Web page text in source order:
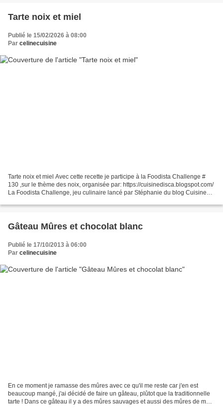
Tarte noix et miel
Publié le 15/02/2026 à 08:00
Par celinecuisine
Tarte noix et miel Avec cette recette je participe à la Foodista Challenge #
130 ,sur le thème des noix, organisée par: https://cuisinedisca.blogspot.com/
La Foodista Challenge, jeu culinaire lancé par Stéphanie du blog Cuisine
Gâteau Mûres et chocolat blanc
Publié le 17/10/2013 à 06:00
Par celinecuisine
En ce moment je ramasse des mûres avec ce qu'il me reste car j'en est
beaucoup mangé, j'ai décidé de faire un gâteau, plûtot que la traditionnelle
tarte ! Dans ce gâteau il y a des mûres sauvages et aussi des mûres de mon